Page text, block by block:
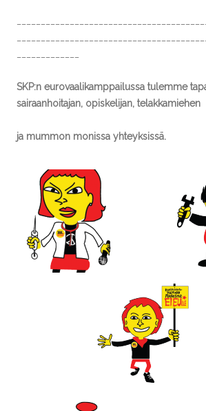
SKP:n eurovaalikamppailussa tulemme
sairaanhoitajan, opiskelijan, telakkamiehen
ja mummon monissa yhteyksissä.